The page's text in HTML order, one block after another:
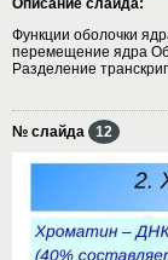
Функции оболочки
перемещение ядра
Разделение
№ слайда 12